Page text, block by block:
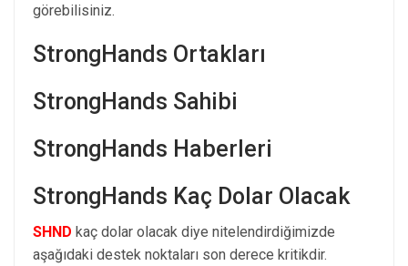
görebilisiniz.
StrongHands Ortakları
StrongHands Sahibi
StrongHands Haberleri
StrongHands Kaç Dolar Olacak
SHND kaç dolar olacak diye nitelendirdiğimizde
aşağıdaki destek noktaları son derece kritikdir.